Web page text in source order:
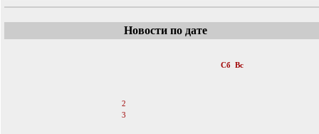
Новости по дате
Сб Вс
2
3